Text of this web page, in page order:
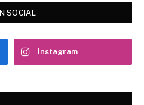
SOCIAL
Instagram